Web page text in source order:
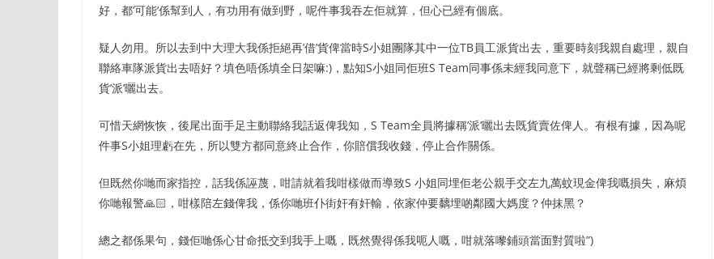
好，都’可能’係幫到人，有功用有做到野，呢件事我吞左佢就算，但心已經有個底。
疑人勿用。所以去到中大理大我係拒絕再’借’貨俾當時S小姐團隊其中一位TB員工派貨出去，重要時刻我親自處理，親自
聯絡車隊派貨出去唔好？填色唔係填全日架嘛:)，點知S小姐同佢班S Team同事係未經我同意下，就聲稱已經將剩低既
貨’派’曬出去。
可惜天網恢恢，後尾出面手足主動聯絡我話返俾我知，S Team全員將據稱’派’曬出去既貨賣佐俾人。有根有據，因為呢
件事S小姐理虧在先，所以雙方都同意終止合作，你賠償我收錢，停止合作關係。
但既然你哋而家指控，話我係誣蔑，咁請就着我咁樣做而導致S 小姐同埋佢老公親手交左九萬蚊現金俾我嘅損失，麻煩
你哋報警🙏🏻，咁樣陪左錢俾我，係你哋班仆街奸有奸輸，依家仲要黐埋啲鄰國大媽度？仲抹黑？
總之都係果句，錢佢哋係心甘命抵交到我手上嘅，既然覺得係我呃人嘅，咁就落嚟鋪頭當面對質啦”)